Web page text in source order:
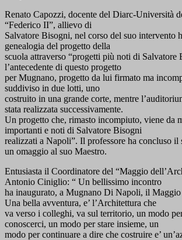
Renato Capozzi, docente del Diarc-Università
“Federico II”, allievo di
Salvatore Bisogni, nel corso del suo intervento
genealogia del progetto della
scuola attraverso “progetti più noti di Salvatore
l’antecedente di questo progetto
per Mugnano, progetto da lui firmato ma
suddiviso in due lotti, uno
costruito in una grande corte, mentre
stata realizzata successivamente.
Un progetto che, rimasto incompiuto, viene da
importanti e noti di Salvatore Bisogni
realizzati a Napoli”. Il professore ha concluso il
un omaggio al suo Maestro.
Entusiasta il Coordinatore del “Maggio
Antonio Ciniglio: “ Un bellissimo incontro
ha inaugurato, a Mugnano Di Napoli, il
Una bella avventura, e’ l’Architettura che
va verso i colleghi, va sul territorio, un modo
conoscerci, un modo per stare insieme, un
modo per continuare a dire che costruire e’